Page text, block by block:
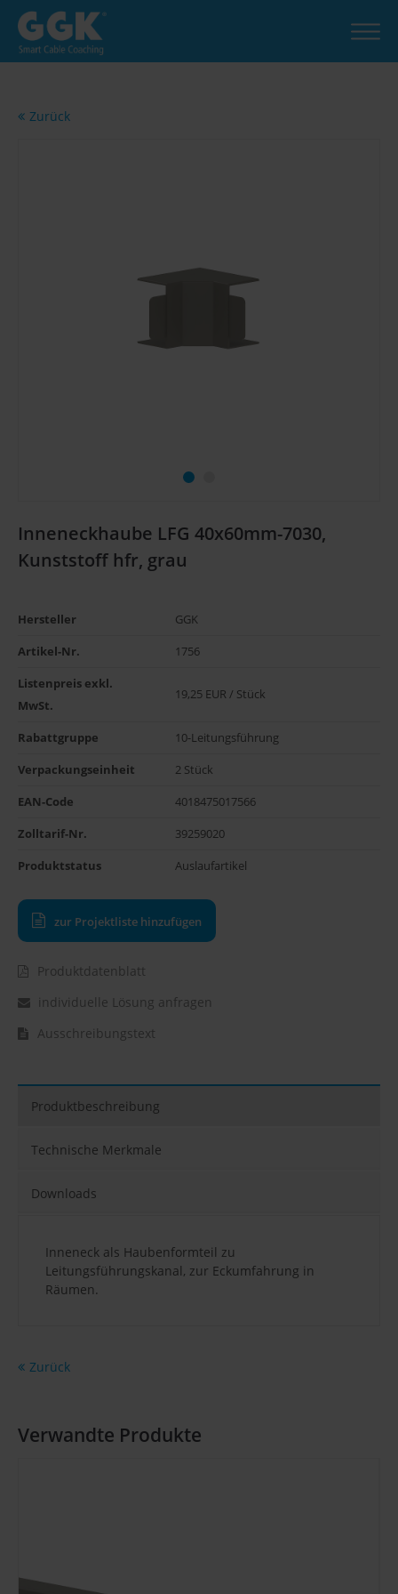
Zurück
Inneneckhaube LFG 40x60mm-7030,
Kunststoff hfr, grau
Hersteller GGK
Artikel-Nr. 1756
Listenpreis exkl.
MwSt.
19,25 EUR / Stück
Rabattgruppe 10-Leitungsführung
Verpackungseinheit 2 Stück
EAN-Code 4018475017566
Zolltarif-Nr. 39259020
Produktstatus Auslaufartikel
zur Projektliste hinzufügen
Produktdatenblatt
individuelle Lösung anfragen
Ausschreibungstext
Produktbeschreibung
Technische Merkmale
Downloads
Inneneck als Haubenformteil zu
Leitungsführungskanal, zur Eckumfahrung in
Räumen.
Zurück
Verwandte Produkte